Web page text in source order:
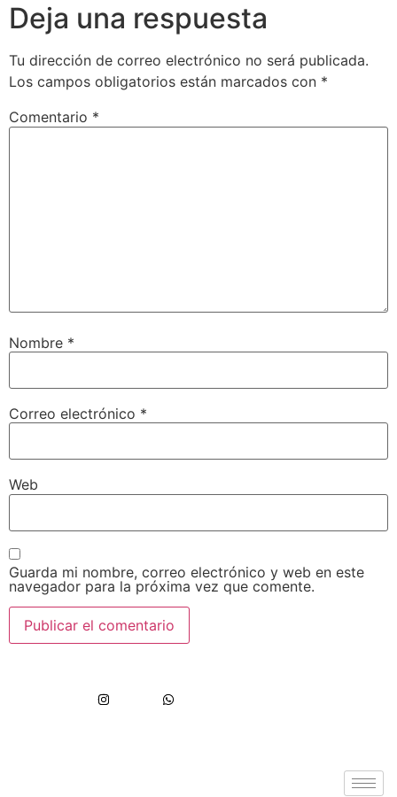
Deja una respuesta
Tu dirección de correo electrónico no será publicada.
Los campos obligatorios están marcados con *
Comentario *
Nombre *
Correo electrónico *
Web
Guarda mi nombre, correo electrónico y web en este
navegador para la próxima vez que comente.